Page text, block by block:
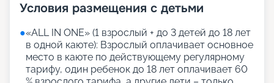
Условия размещения с детьми
●«АLL IN ONE» (1 взрослый + до 3 детей до 18 лет
в одной каюте): Взрослый оплачивает основное
место в каюте по действующему регулярному
тарифу, один ребенок до 18 лет оплачивает 60